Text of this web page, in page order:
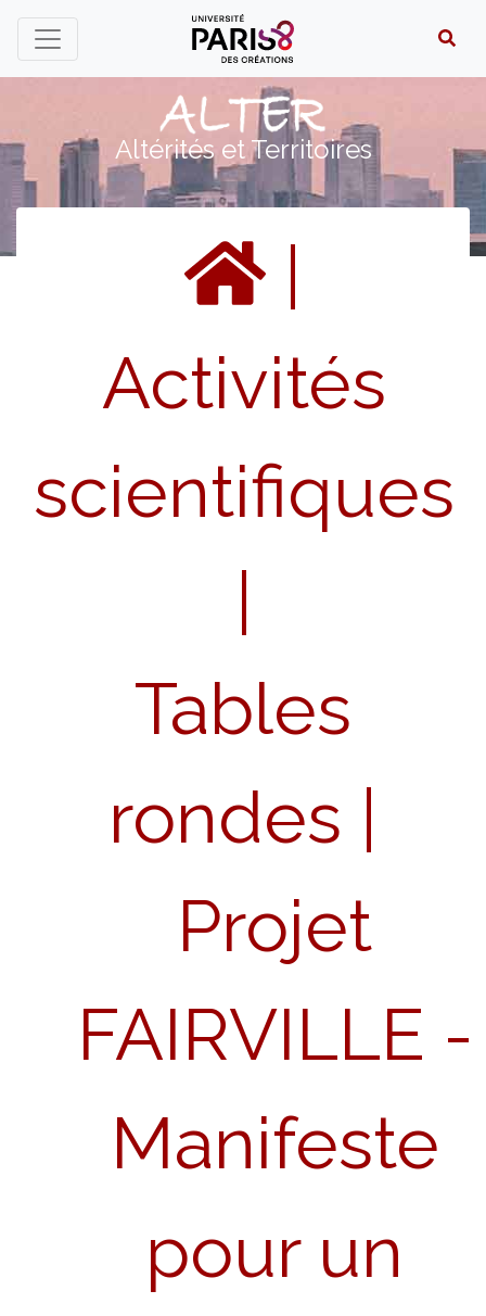
Panneau de gestion des cookies
Altérités et Territoires
Activités
scientifiques
Tables
rondes
Projet
FAIRVILLE -
Manifeste
pour un